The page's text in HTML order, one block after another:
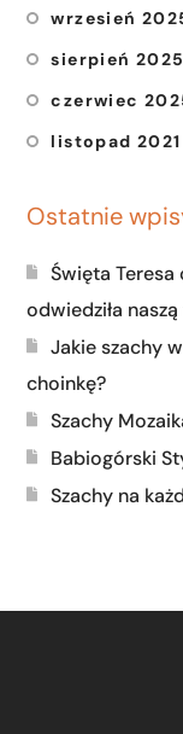
wrzesień
sierpień 2025
czerwiec
listopad 2021
Ostatnie
Święta
odwiedziła
Jakie szachy
choinkę?
Szachy
Babiogórski
Szachy na